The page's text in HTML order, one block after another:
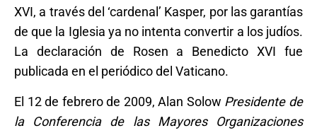
XVI, a través del ‘cardenal’ Kasper, por las garantías
de que la Iglesia ya no intenta convertir a los judíos.
La declaración de Rosen a Benedicto XVI fue
publicada en el periódico del Vaticano.
El 12 de febrero de 2009, Alan Solow Presidente de
la Conferencia de las Mayores Organizaciones